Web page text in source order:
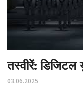
तस्वीरें: डिजिटल
03.06.2025